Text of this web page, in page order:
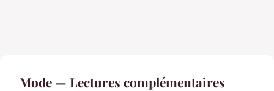
Mode — Lectures complémentaires